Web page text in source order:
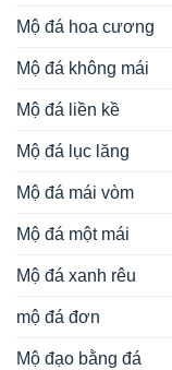
Mộ đá hoa cương
Mộ đá không mái
Mộ đá liền kề
Mộ đá lục lăng
Mộ đá mái vòm
Mộ đá một mái
Mộ đá xanh rêu
mộ đá đơn
Mộ đạo bằng đá